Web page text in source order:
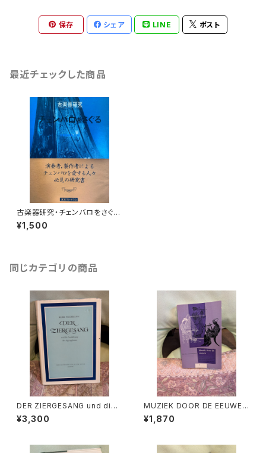
保存 シェア LINE ポスト
最近チェックした商品
古楽器研究・チェンバロをさぐ
る 編：古楽器研究会 出版
社：東京コレギウム 昭和58年初
¥1,500
同じカテゴリの商品
DER ZIERGESANG und die
Ausfuhrung der Appoggiat
ura【著者：Kurt Wichmann】出
¥3,300
MUZIEK DOOR DE EEUWEN
3【著者：DRS.W.C.M.KLOPPE
NBURG】出版社：Broekmans
¥1,870